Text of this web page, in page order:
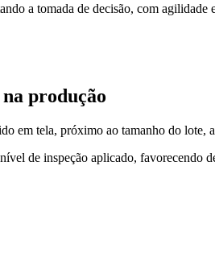
a tomada de decisão, com agilidade
produção
em tela, próximo ao tamanho do lote,
de inspeção aplicado, favorecendo